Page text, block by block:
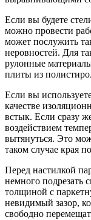
Если вы будете
можно провести
может послужить
неровностей. Для
рулонные
плиты из
Если вы
качестве
встык. Если сразу
воздействием
вытянуться. Это
таком случае края
Перед настилкой
немного подрезать
толщиной с
невидимый зазор,
свободно